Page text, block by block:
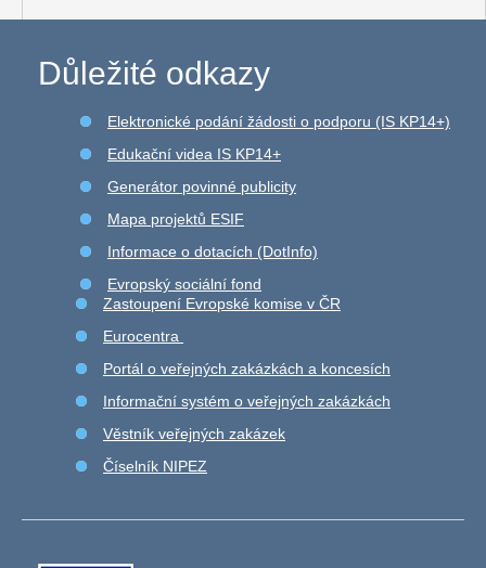
Důležité odkazy
Elektronické podání žádosti o podporu (IS KP14+)
Edukační videa IS KP14+
Generátor povinné publicity
Mapa projektů ESIF
Informace o dotacích (DotInfo)
Evropský sociální fond
Zastoupení Evropské komise v ČR
Eurocentra
Portál o veřejných zakázkách a koncesích
Informační systém o veřejných zakázkách
Věstník veřejných zakázek
Číselník NIPEZ